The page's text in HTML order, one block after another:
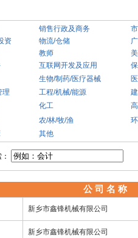
销售行政及商务
资 物流/仓储
教师
互联网开发及应用
生物/制药/医疗器械
理 工程/机械/能源
化工
农/林/牧/渔
其他
公 司 名 称
新乡市鑫锋机械有限公司
新乡市鑫锋机械有限公司